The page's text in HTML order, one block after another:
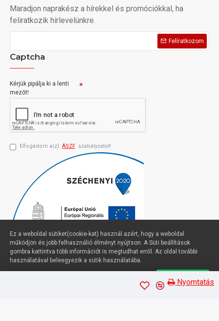
Nyomtatás
Maradjon naprakész a hírekkel és promóciókkal, ha
feliratkozik hírlevelünkre.
Felíratkozom
Captcha
Kérjük pipálja ki a lenti
mezőt!
Elfogadom a(z) ÁSZF szabályzatot!
Ez a weboldal sütiket(cookie-kat) használ azért, hogy a weboldal
működjön és jobb felhasználió élményt nyújtson. A Süti beállítások
gombra kattintva több információt is megtudhat erről. Az oldal további
használatával beleegyezik a sütik használatába.
Süti beállítások Elfogadom